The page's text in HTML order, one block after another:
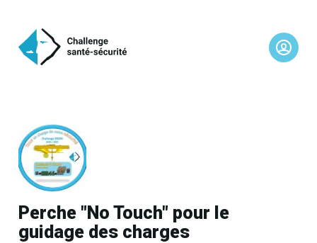
Perche "No Touch" pour le
guidage des charges